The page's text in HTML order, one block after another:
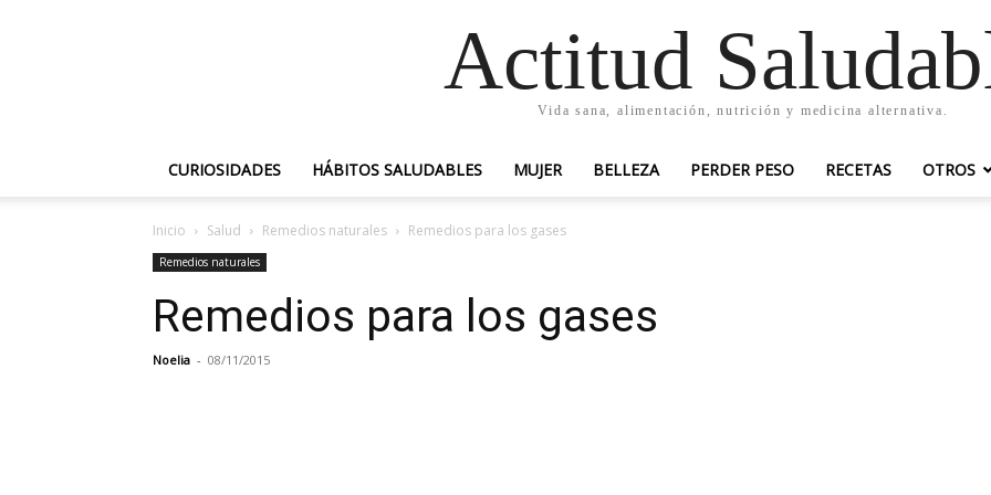
Actitud
Vida sana, alimentación, nutrición y medicina alternativa.
CURIOSIDADES HÁBITOS SALUDABLES MUJER BELLEZA PERDER PESO RECETAS OTROS
Inicio Salud Remedios naturales Remedios para los gases
Remedios naturales
Remedios para los gases
Noelia - 08/11/2015